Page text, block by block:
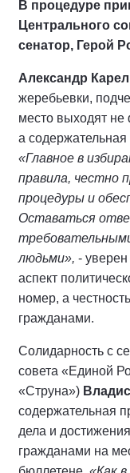
В процедуре
Центрального
сенатор, Герой
Александр
жеребьевки,
место выходят
а содержательная
«Главное в
правила, честно
процедуры и
Оставаться
людьми», -
аспект
номер, а
гражданами.
Солидарность с
совета «Единой
«Струна»)
содержательная
дела и
гражданами на